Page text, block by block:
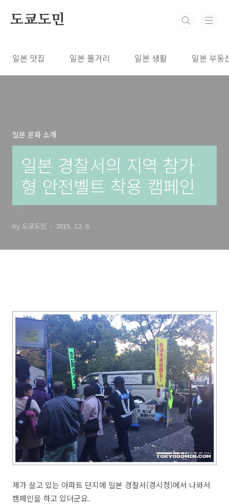
도쿄도민
일본 맛집 일본 볼거리 일본 생활 일본 부동
일본 문화 소개
일본 경찰서의 지역 참가
형 안전벨트 착용 캠페인
by 도쿄도민 2015. 12. 6.
제가 살고 있는 아파트 단지에 일본 경찰서(경시청)에서 나와서
캠페인을 하고 있더군요.